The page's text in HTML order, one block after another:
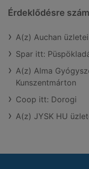
Érdeklődésre
A(z) Auchan
Spar itt:
A(z) Alma
Kunszentmárton
Coop itt: Dorogi
A(z) JYSK HU